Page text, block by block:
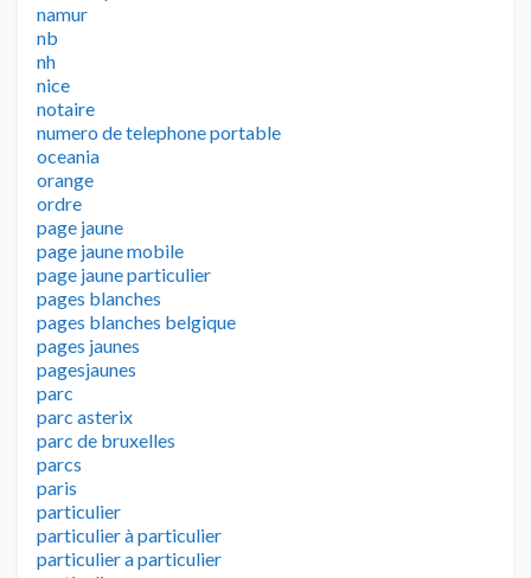
namur
nb
nh
nice
notaire
numero de telephone portable
oceania
orange
ordre
page jaune
page jaune mobile
page jaune particulier
pages blanches
pages blanches belgique
pages jaunes
pagesjaunes
parc
parc asterix
parc de bruxelles
parcs
paris
particulier
particulier à particulier
particulier a particulier